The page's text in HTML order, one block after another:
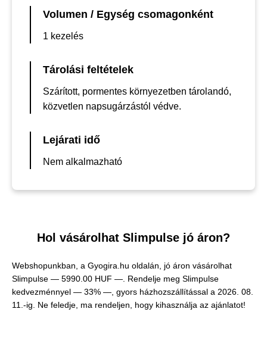
Volumen / Egység csomagonként
1 kezelés
Tárolási feltételek
Szárított, pormentes környezetben tárolandó,
közvetlen napsugárzástól védve.
Lejárati idő
Nem alkalmazható
Hol vásárolhat Slimpulse jó áron?
Webshopunkban, a Gyogira.hu oldalán, jó áron vásárolhat
Slimpulse — 5990.00 HUF — . Rendelje meg Slimpulse
kedvezménnyel — 33% —, gyors házhozszállítással a 2026. 08.
11.-ig. Ne feledje, ma rendeljen, hogy kihasználja az ajánlatot!